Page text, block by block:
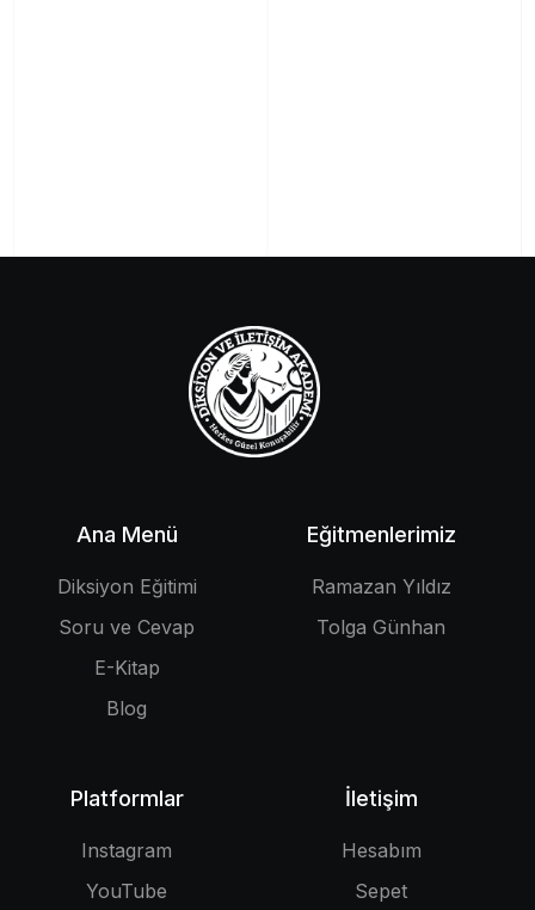
Ana Menü
Diksiyon Eğitimi
Soru ve Cevap
E-Kitap
Blog
Eğitmenlerimiz
Ramazan Yıldız
Tolga Günhan
Platformlar
Instagram
YouTube
İletişim
Hesabım
Sepet